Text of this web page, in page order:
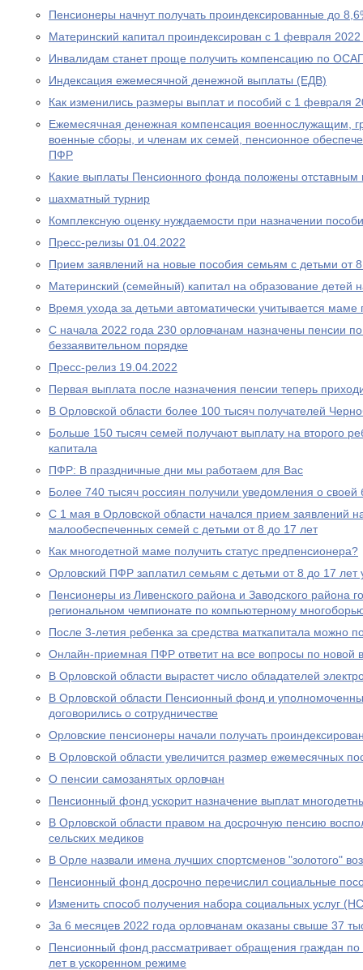
Пенсионеры начнут получать проиндексированные до
Материнский капитал проиндексирован с 1 февраля 2022
Инвалидам станет проще получить компенсацию по
Индексация ежемесячной денежной выплаты (ЕДВ)
Как изменились размеры выплат и пособий с 1 февраля
Ежемесячная денежная компенсация военнослужащим,
военные сборы, и членам их семей, пенсионное
ПФР
Какие выплаты Пенсионного фонда положены
шахматный турнир
Комплексную оценку нуждаемости при назначении
Пресс-релизы 01.04.2022
Прием заявлений на новые пособия семьям с детьми от
Материнский (семейный) капитал на образование детей
Время ухода за детьми автоматически учитывается
С начала 2022 года 230 орловчанам назначены пенсии
беззаявительном порядке
Пресс-релиз 19.04.2022
Первая выплата после назначения пенсии теперь
В Орловской области более 100 тысяч получателей
Больше 150 тысяч семей получают выплату на второго
капитала
ПФР: В праздничные дни мы работаем для Вас
Более 740 тысяч россиян получили уведомления о
С 1 мая в Орловской области начался прием заявлений
малообеспеченных семей с детьми от 8 до 17 лет
Как многодетной маме получить статус предпенсионера?
Орловский ПФР заплатил семьям с детьми от 8 до 17
Пенсионеры из Ливенского района и Заводского района
региональном чемпионате по компьютерному
После 3-летия ребенка за средства маткапитала можно
Онлайн-приемная ПФР ответит на все вопросы по новой
В Орловской области вырастет число обладателей
В Орловской области Пенсионный фонд и
договорились о сотрудничестве
Орловские пенсионеры начали получать
В Орловской области увеличится размер ежемесячных
О пенсии самозанятых орловчан
Пенсионный фонд ускорит назначение выплат
В Орловской области правом на досрочную пенсию
сельских медиков
В Орле назвали имена лучших спортсменов "золотого"
Пенсионный фонд досрочно перечислил социальные
Изменить способ получения набора социальных услуг
За 6 месяцев 2022 года орловчанам оказаны свыше 37
Пенсионный фонд рассматривает обращения граждан по
лет в ускоренном режиме